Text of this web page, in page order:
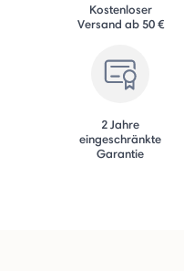
Kostenloser
Versand ab 50 €
2 Jahre
eingeschränkte
Garantie